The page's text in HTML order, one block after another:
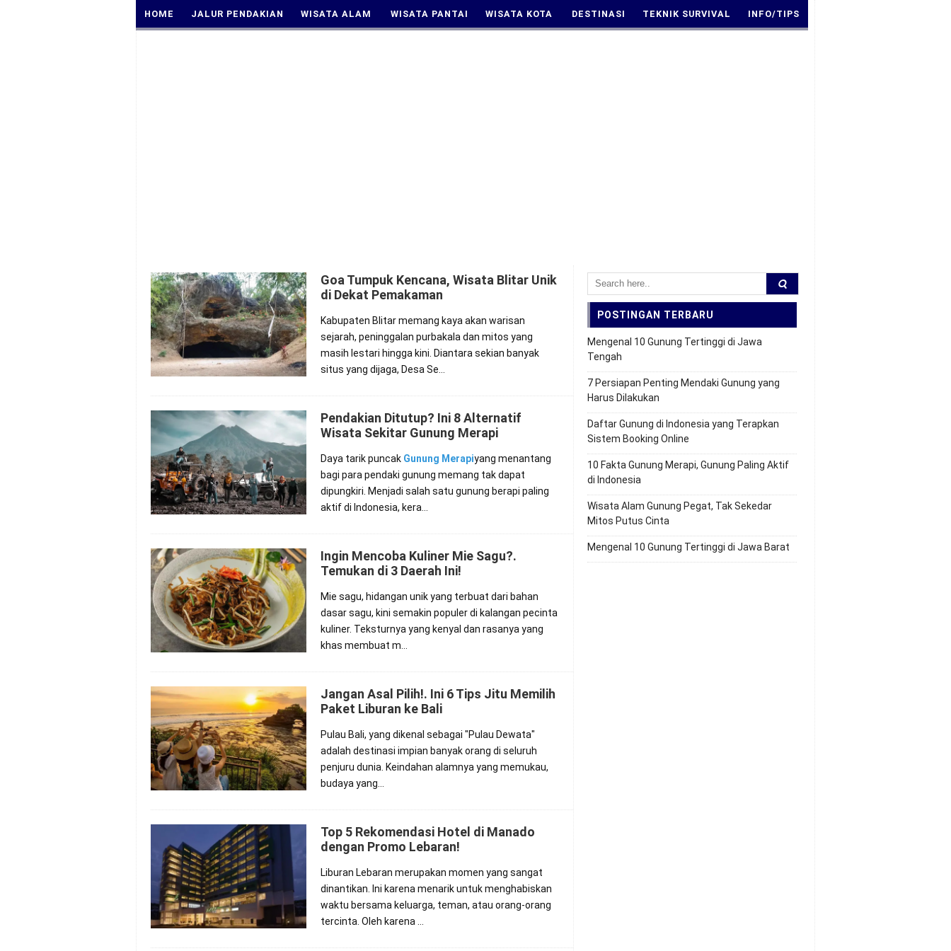
HOME JALUR PENDAKIAN WISATA ALAM WISATA PANTAI WISATA KOTA DESTINASI TEKNIK SURVIVAL INFO/TIPS
Goa Tumpuk Kencana, Wisata Blitar Unik
di Dekat Pemakaman
Kabupaten Blitar memang kaya akan warisan
sejarah, peninggalan purbakala dan mitos yang
masih lestari hingga kini. Diantara sekian banyak
situs yang dijaga, Desa Se…
Pendakian Ditutup? Ini 8 Alternatif
Wisata Sekitar Gunung Merapi
Daya tarik puncak Gunung Merapiyang menantang
bagi para pendaki gunung memang tak dapat
dipungkiri. Menjadi salah satu gunung berapi paling
aktif di Indonesia, kera…
Ingin Mencoba Kuliner Mie Sagu?.
Temukan di 3 Daerah Ini!
Mie sagu, hidangan unik yang terbuat dari bahan
dasar sagu, kini semakin populer di kalangan pecinta
kuliner. Teksturnya yang kenyal dan rasanya yang
khas membuat m…
Jangan Asal Pilih!. Ini 6 Tips Jitu Memilih
Paket Liburan ke Bali
Pulau Bali, yang dikenal sebagai "Pulau Dewata"
adalah destinasi impian banyak orang di seluruh
penjuru dunia. Keindahan alamnya yang memukau,
budaya yang…
Top 5 Rekomendasi Hotel di Manado
dengan Promo Lebaran!
Liburan Lebaran merupakan momen yang sangat
dinantikan. Ini karena menarik untuk menghabiskan
waktu bersama keluarga, teman, atau orang-orang
tercinta. Oleh karena …
POSTINGAN TERBARU
Mengenal 10 Gunung Tertinggi di Jawa
Tengah
7 Persiapan Penting Mendaki Gunung yang
Harus Dilakukan
Daftar Gunung di Indonesia yang Terapkan
Sistem Booking Online
10 Fakta Gunung Merapi, Gunung Paling Aktif
di Indonesia
Wisata Alam Gunung Pegat, Tak Sekedar
Mitos Putus Cinta
Mengenal 10 Gunung Tertinggi di Jawa Barat